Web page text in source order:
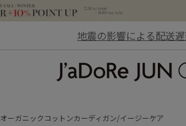
地震の影響による配送
オーガニックコットンカーディガン/イージーケア